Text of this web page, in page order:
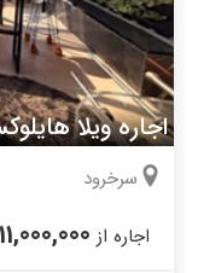
اجاره ویلا
سرخرود
اجاره از 11,000,000